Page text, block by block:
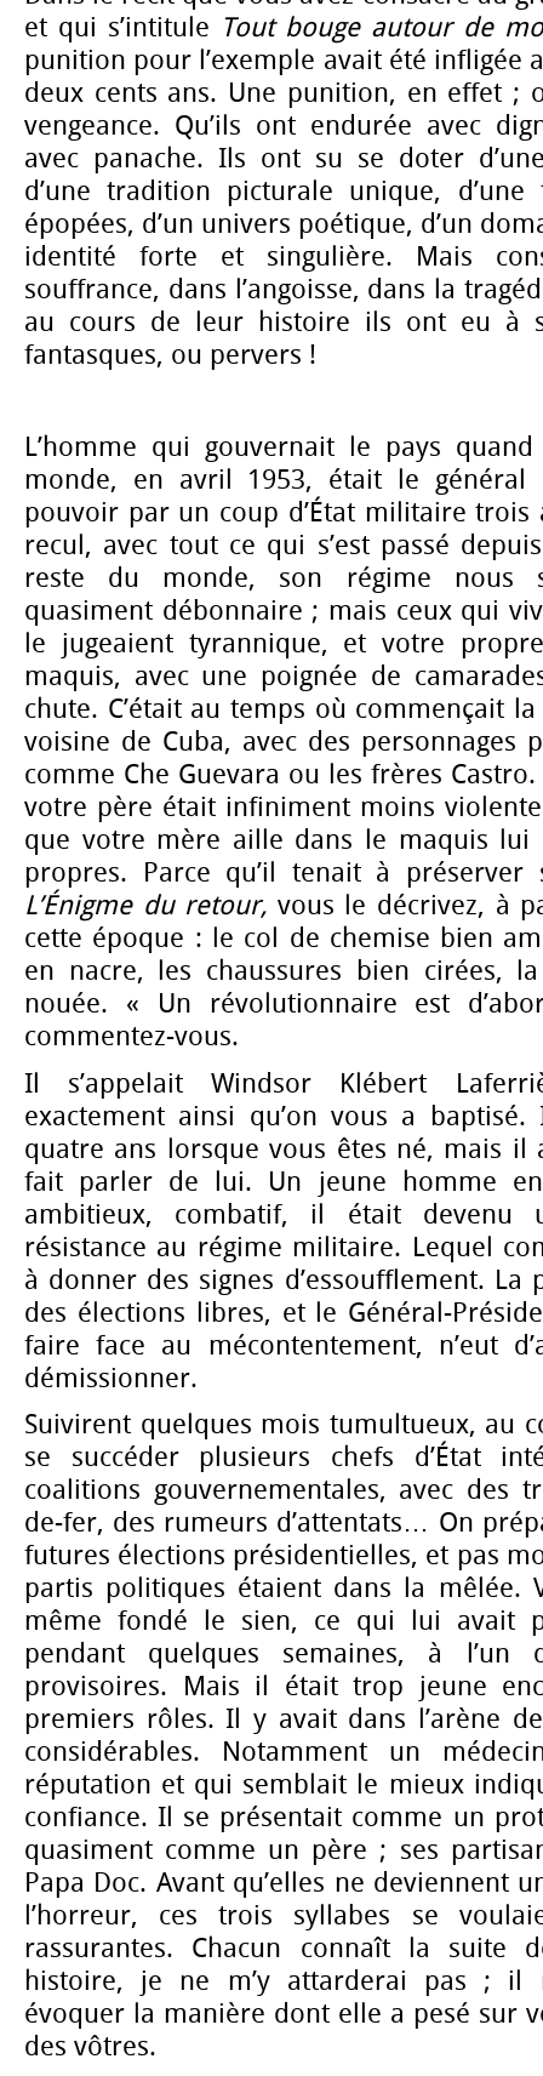
et qui s’intitule Tout bouge autour de
punition pour l’exemple avait été infligée
deux cents ans. Une punition, en effet ;
vengeance. Qu’ils ont endurée avec
avec panache. Ils ont su se doter
d’une tradition picturale unique,
épopées, d’un univers poétique, d’un
identité forte et singulière. Mais
souffrance, dans l’angoisse, dans la
au cours de leur histoire ils ont eu à
fantasques, ou pervers !
L’homme qui gouvernait le pays
monde, en avril 1953, était le général
pouvoir par un coup d’État militaire trois
recul, avec tout ce qui s’est passé
reste du monde, son régime nous
quasiment débonnaire ; mais ceux qui
le jugeaient tyrannique, et votre
maquis, avec une poignée de
chute. C’était au temps où commençait
voisine de Cuba, avec des personnages
comme Che Guevara ou les frères
votre père était infiniment moins
que votre mère aille dans le maquis lui
propres. Parce qu’il tenait à préserver
L’Énigme du retour, vous le décrivez, à
cette époque : le col de chemise bien
en nacre, les chaussures bien cirées,
nouée. « Un révolutionnaire est
commentez-vous.
Il s’appelait Windsor Klébert
exactement ainsi qu’on vous a baptisé.
quatre ans lorsque vous êtes né, mais il
fait parler de lui. Un jeune homme en
ambitieux, combatif, il était devenu
résistance au régime militaire. Lequel
à donner des signes d’essoufflement.
des élections libres, et le Général-
faire face au mécontentement, n’eut
démissionner.
Suivirent quelques mois tumultueux, au
se succéder plusieurs chefs d’État
coalitions gouvernementales, avec des
de-fer, des rumeurs d’attentats… On
futures élections présidentielles, et pas
partis politiques étaient dans la mêlée.
même fondé le sien, ce qui lui avait
pendant quelques semaines, à l’un
provisoires. Mais il était trop jeune
premiers rôles. Il y avait dans l’arène
considérables. Notamment un
réputation et qui semblait le mieux
confiance. Il se présentait comme un
quasiment comme un père ; ses
Papa Doc. Avant qu’elles ne deviennent
l’horreur, ces trois syllabes se
rassurantes. Chacun connaît la suite
histoire, je ne m’y attarderai pas ; il
évoquer la manière dont elle a pesé sur
des vôtres.